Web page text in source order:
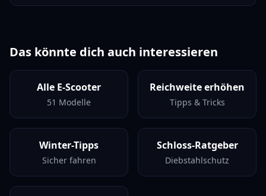
Das könnte dich auch interessieren
Alle E-Scooter
51 Modelle
Reichweite erhöhen
Tipps & Tricks
Winter-Tipps
Sicher fahren
Schloss-Ratgeber
Diebstahlschutz